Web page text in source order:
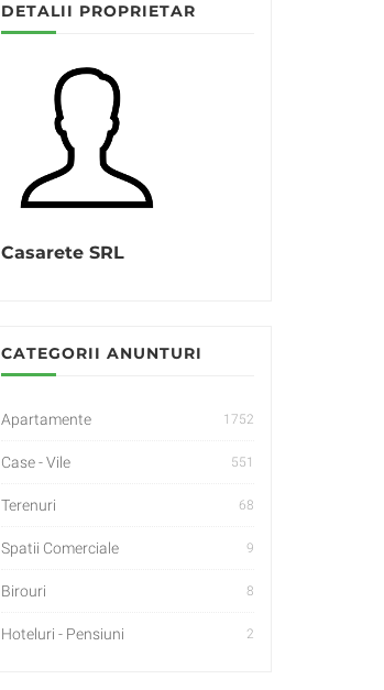
DETALII PROPRIETAR
Casarete SRL
CATEGORII ANUNTURI
Apartamente 1752
Case - Vile 551
Terenuri 68
Spatii Comerciale 9
Birouri 8
Hoteluri - Pensiuni 2